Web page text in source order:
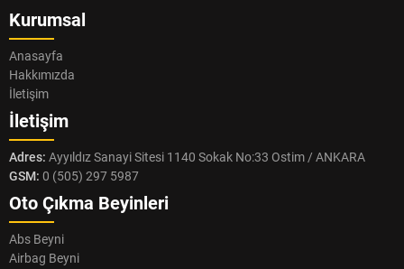
Kurumsal
Anasayfa
Hakkımızda
İletişim
İletişim
Adres: Ayyıldız Sanayi Sitesi 1140 Sokak No:33 Ostim / ANKARA
GSM: 0 (505) 297 5987
Oto Çıkma Beyinleri
Abs Beyni
Airbag Beyni